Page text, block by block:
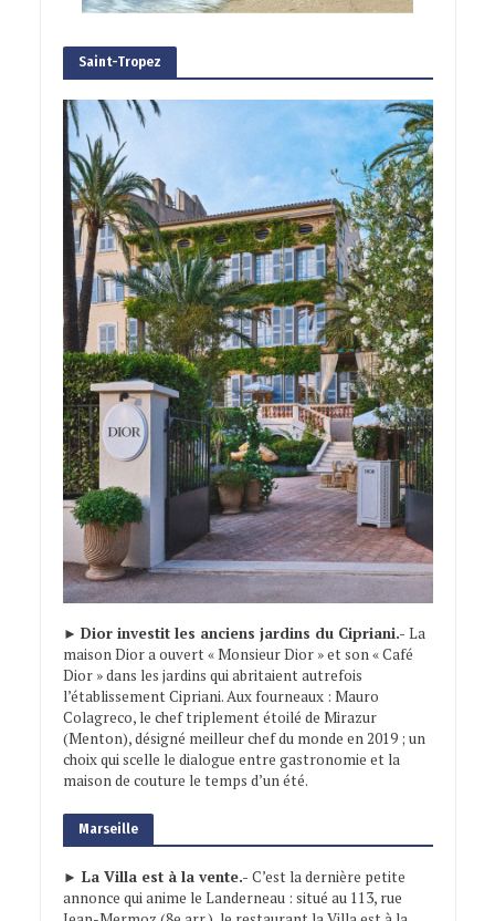
Saint-Tropez
► Dior investit les anciens jardins du Cipriani.- La
maison Dior a ouvert « Monsieur Dior » et son « Café
Dior » dans les jardins qui abritaient autrefois
l’établissement Cipriani. Aux fourneaux : Mauro
Colagreco, le chef triplement étoilé de Mirazur
(Menton), désigné meilleur chef du monde en 2019 ; un
choix qui scelle le dialogue entre gastronomie et la
maison de couture le temps d’un été.
Marseille
► La Villa est à la vente.- C’est la dernière petite
annonce qui anime le Landerneau : situé au 113, rue